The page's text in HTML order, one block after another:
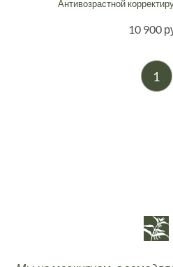
Антивозрастной
10 900
1